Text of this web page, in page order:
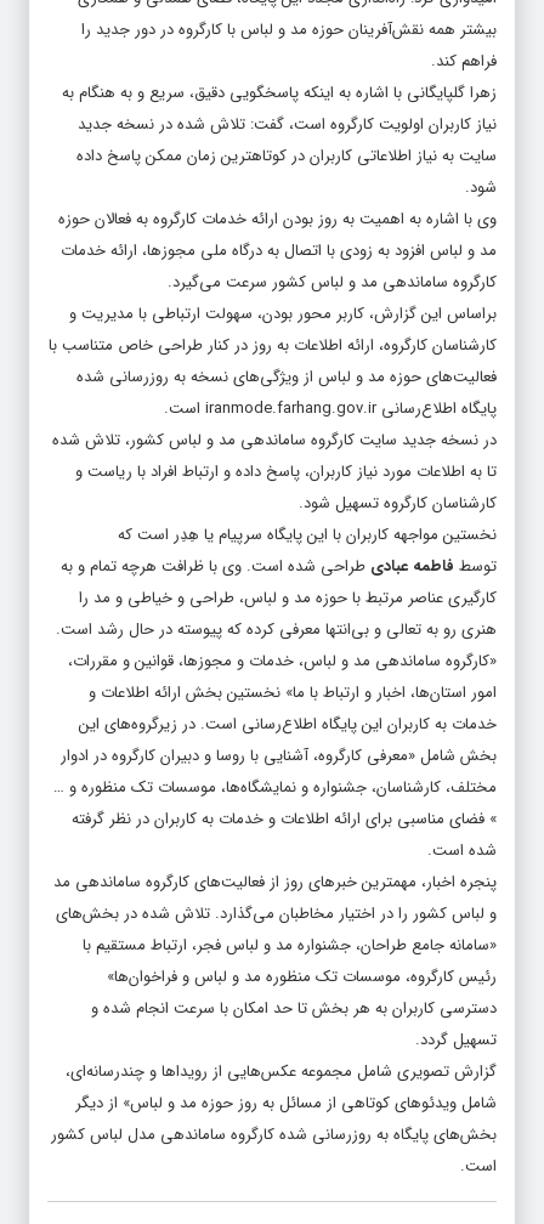
بیشتر همه نقش‌آفرینان حوزه مد و لباس با کارگروه در دور جدید را
فراهم کند.
زهرا گلپایگانی با اشاره به اینکه پاسخگویی دقیق، سریع و به هنگام به
نیاز کاربران اولویت کارگروه است، گفت: تلاش شده در نسخه جدید
سایت به نیاز اطلاعاتی کاربران در کوتاهترین زمان ممکن پاسخ داده
شود.
وی با اشاره به اهمیت به روز بودن ارائه خدمات کارگروه به فعالان حوزه
مد و لباس افزود به زودی با اتصال به درگاه ملی مجوزها، ارائه خدمات
کارگروه ساماندهی مد و لباس کشور سرعت می‌گیرد.
براساس این گزارش، کاربر محور بودن، سهولت ارتباطی با مدیریت و
کارشناسان کارگروه، ارائه اطلاعات به روز در کنار طراحی خاص متناسب با
فعالیت‌های حوزه مد و لباس از ویژگی‌های نسخه به روزرسانی شده
پایگاه اطلاع‌رسانیiranmode.farhang.gov.ir
است.
در نسخه جدید سایت کارگروه ساماندهی مد و لباس کشور، تلاش شده
تا به اطلاعات مورد نیاز کاربران، پاسخ داده و ارتباط افراد با ریاست و
کارشناسان کارگروه تسهیل شود.
نخستین مواجهه کاربران با این پایگاه سرپیام یا هِدِر است که
توسط فاطمه عبادی طراحی شده است. وی با ظرافت هرچه تمام و به
کارگیری عناصر مرتبط با حوزه مد و لباس، طراحی و خیاطی و مد را
هنری رو به تعالی و بی‌انتها معرفی کرده که پیوسته در حال رشد است.
«کارگروه ساماندهی مد و لباس، خدمات و مجوزها، قوانین و مقررات،
امور استان‌ها، اخبار و ارتباط با ما» نخستین بخش ارائه اطلاعات و
خدمات به کاربران این پایگاه اطلاع‌رسانی است. در زیرگروه‌های این
بخش شامل «معرفی کارگروه، آشنایی با روسا و دبیران کارگروه در ادوار
مختلف، کارشناسان، جشنواره و نمایشگاه‌ها، موسسات تک منظوره و …
» فضای مناسبی برای ارائه اطلاعات و خدمات به کاربران در نظر گرفته
شده است.
پنجره اخبار، مهمترین خبرهای روز از فعالیت‌های کارگروه ساماندهی مد
و لباس کشور را در اختیار مخاطبان می‌گذارد. تلاش شده در بخش‌های
«سامانه جامع طراحان، جشنواره مد و لباس فجر، ارتباط مستقیم با
رئیس کارگروه، موسسات تک منظوره مد و لباس و فراخوان‌ها»
دسترسی کاربران به هر بخش تا حد امکان با سرعت انجام شده و
تسهیل گردد.
گزارش تصویری شامل مجموعه عکس‌هایی از رویداها و چندرسانه‌ای،
شامل ویدئوهای کوتاهی از مسائل به روز حوزه مد و لباس» از دیگر
بخش‌های پایگاه به روزرسانی شده کارگروه ساماندهی مدل لباس کشور
است.